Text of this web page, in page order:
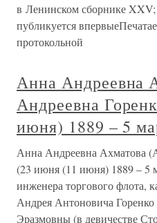
в Ленинском сборнике XXV;
публикуется
протокольной
Анна Андреевна
Андреевна
июня) 1889 – 5
Анна Андреевна Ахматова
(23 июня (11 июня) 1889 – 5
инженера торгового флота,
Андрея Антоновича
Эразмовны (в девичестве